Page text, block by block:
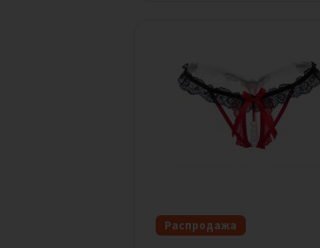
Распродажа